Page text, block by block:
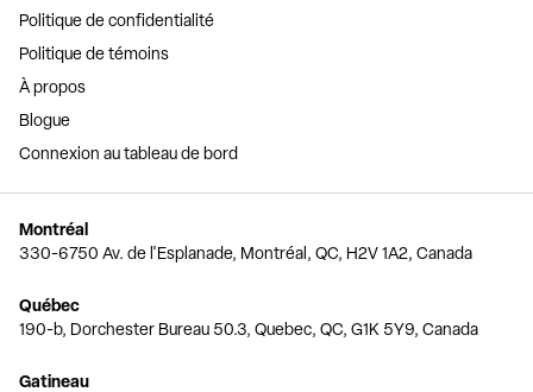
Politique de confidentialité
Politique de témoins
À propos
Blogue
Connexion au tableau de bord
Montréal
330-6750 Av. de l'Esplanade, Montréal, QC, H2V 1A2, Canada
Québec
190-b, Dorchester Bureau 50.3, Quebec, QC, G1K 5Y9, Canada
Gatineau